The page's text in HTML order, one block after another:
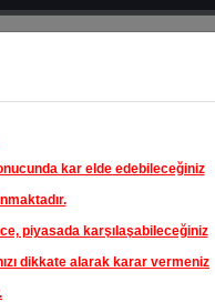
Partnerlerimiz
kar elde edebileceğiniz
piyasada karşılaşabileceğiniz
dikkate alarak karar vermeniz